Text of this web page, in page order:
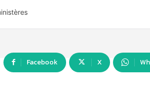
Facebook X